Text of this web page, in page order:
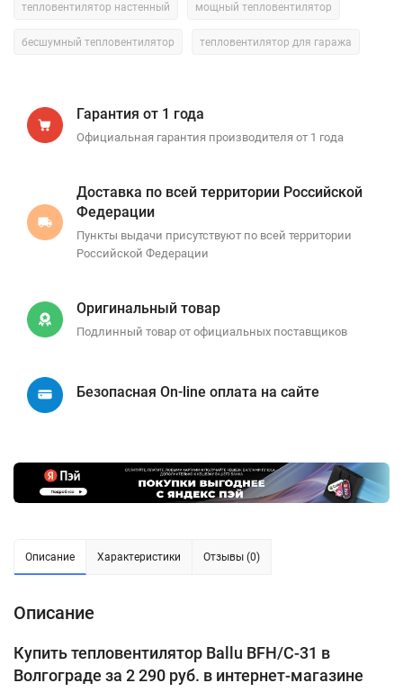
тепловентилятор настенный мощный тепловентилятор
бесшумный тепловентилятор тепловентилятор для гаража
Гарантия от 1 года
Официальная гарантия производителя от 1 года
Доставка по всей территории Российской
Федерации
Пункты выдачи присутствуют по всей территории
Российской Федерации
Оригинальный товар
Подлинный товар от официальных поставщиков
Безопасная On-line оплата на сайте
Описание Характеристики Отзывы (0)
Описание
Купить тепловентилятор Ballu BFH/С-31 в
Волгограде за 2 290 руб. в интернет-магазине